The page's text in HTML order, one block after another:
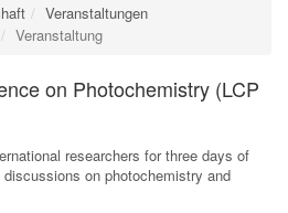
Veranstaltungen
Veranstaltung
on Photochemistry (LCP
researchers for three days of
on photochemistry and